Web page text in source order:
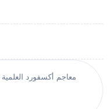
معاجم أكسفورد